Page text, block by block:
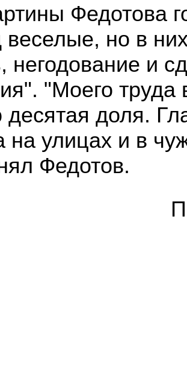
Федотова
веселые, но в
негодование и
"Моего труда
десятая доля.
на улицах и в
Федотов.